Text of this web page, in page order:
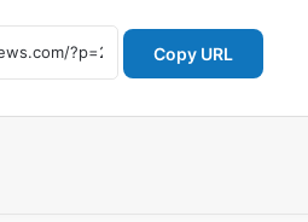
Copy URL